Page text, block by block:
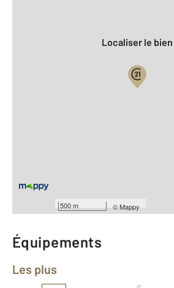
500 m ©Mappy
Localiser le bien
Type de construction : Préfabriquée
Année construction : 1961
Équipements
Les plus